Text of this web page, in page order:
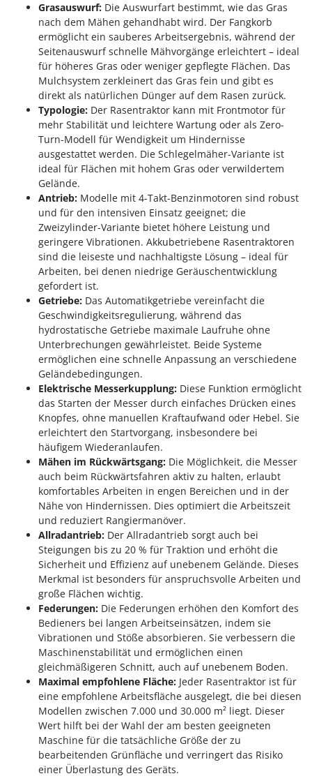
Wortex
Worx
Yard Force
Zanon
Zephir
ZGrills
Zodiac
Zomax
Grasauswurf: Die Auswurfart bestimmt, wie das Gras
nach dem Mähen gehandhabt wird. Der Fangkorb
ermöglicht ein sauberes Arbeitsergebnis, während der
Seitenauswurf schnelle Mähvorgänge erleichtert – ideal
für höheres Gras oder weniger gepflegte Flächen. Das
Mulchsystem zerkleinert das Gras fein und gibt es
direkt als natürlichen Dünger auf dem Rasen zurück.
Typologie: Der Rasentraktor kann mit Frontmotor für
mehr Stabilität und leichtere Wartung oder als Zero-
Turn-Modell für Wendigkeit um Hindernisse
ausgestattet werden. Die Schlegelmäher-Variante ist
ideal für Flächen mit hohem Gras oder verwildertem
Gelände.
Antrieb: Modelle mit 4-Takt-Benzinmotoren sind robust
und für den intensiven Einsatz geeignet; die
Zweizylinder-Variante bietet höhere Leistung und
geringere Vibrationen. Akkubetriebene Rasentraktoren
sind die leiseste und nachhaltigste Lösung – ideal für
Arbeiten, bei denen niedrige Geräuschentwicklung
gefordert ist.
Getriebe: Das Automatikgetriebe vereinfacht die
Geschwindigkeitsregulierung, während das
hydrostatische Getriebe maximale Laufruhe ohne
Unterbrechungen gewährleistet. Beide Systeme
ermöglichen eine schnelle Anpassung an verschiedene
Geländebedingungen.
Elektrische Messerkupplung: Diese Funktion ermöglicht
das Starten der Messer durch einfaches Drücken eines
Knopfes, ohne manuellen Kraftaufwand oder Hebel. Sie
erleichtert den Startvorgang, insbesondere bei
häufigem Wiederanlaufen.
Mähen im Rückwärtsgang: Die Möglichkeit, die Messer
auch beim Rückwärtsfahren aktiv zu halten, erlaubt
komfortables Arbeiten in engen Bereichen und in der
Nähe von Hindernissen. Dies optimiert die Arbeitszeit
und reduziert Rangiermanöver.
Allradantrieb: Der Allradantrieb sorgt auch bei
Steigungen bis zu 20 % für Traktion und erhöht die
Sicherheit und Effizienz auf unebenem Gelände. Dieses
Merkmal ist besonders für anspruchsvolle Arbeiten und
große Flächen wichtig.
Federungen: Die Federungen erhöhen den Komfort des
Bedieners bei langen Arbeitseinsätzen, indem sie
Vibrationen und Stöße absorbieren. Sie verbessern die
Maschinenstabilität und ermöglichen einen
gleichmäßigeren Schnitt, auch auf unebenem Boden.
Maximal empfohlene Fläche: Jeder Rasentraktor ist für
eine empfohlene Arbeitsfläche ausgelegt, die bei diesen
Modellen zwischen 7.000 und 30.000 m² liegt. Dieser
Wert hilft bei der Wahl der am besten geeigneten
Maschine für die tatsächliche Größe der zu
bearbeitenden Grünfläche und verringert das Risiko
einer Überlastung des Geräts.